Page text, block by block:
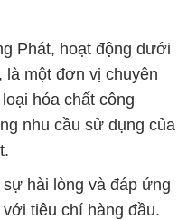
Phát, hoạt động dưới
là một đơn vị chuyên
hóa chất công
nhu cầu sử dụng của
hài lòng và đáp ứng
tiêu chí hàng đầu.